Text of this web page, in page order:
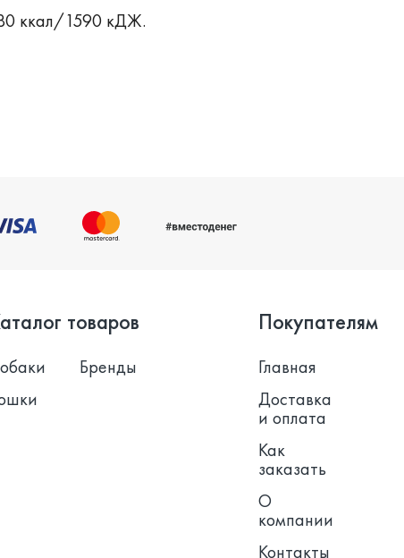
ккал/1590 кДЖ.
товаров
Бренды
Покупателям
Главная
Доставка
и оплата
Как
заказать
О
компании
Контакты